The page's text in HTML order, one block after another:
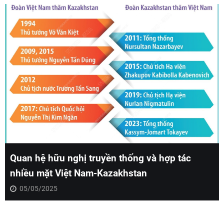
Quan hệ hữu nghị truyền thống và hợp tác
nhiều mặt Việt Nam-Kazakhstan
05/05/2025